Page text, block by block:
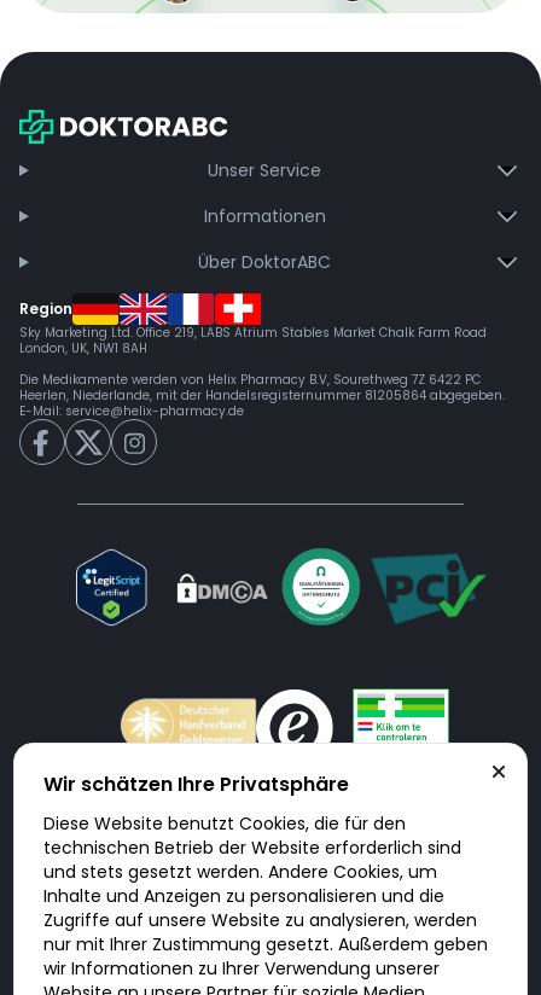
bei jeder Bestellung, erhalten schnelle Lieferung und
Unser Service
Informationen
Über DoktorABC
Region
Sky Marketing Ltd. Office 219, LABS Atrium Stables Market Chalk Farm Road
London, UK, NW1 8AH
Die Medikamente werden von Helix Pharmacy B.V, Sourethweg 7Z 6422 PC
Heerlen, Niederlande, mit der Handelsregisternummer 81205864 abgegeben.
E-Mail: service@helix-pharmacy.de
Doktorabc.com ist eine Vermittlungsplattform. Doktorabc ist ausdrücklich
keine Internetapotheke. Doktorabc bietet keine Medikamente oder
sonstige Produkte an oder liefert diese. Jegliche Informationen zu
Produkten, Medikamenten und Preisen auf der Internetseite beinhalten
kein Angebot von Doktorabc an Sie. Für die Einhaltung der in Ihrem Land
geltenden Gesetze und sonstigen Rechtsvorschriften sind Sie als Nutzer
selbst verantwortlich. Die Nutzung unseres Services auf Doktorabc durch
Sie erfolgt auf eigenes Risiko und in eigener Verantwortung. Sie erklären,
diese Internetseite aus eigener Initiative zu besuchen und zu nutzen.
Wir schätzen Ihre Privatsphäre
Diese Website benutzt Cookies, die für den
technischen Betrieb der Website erforderlich sind
und stets gesetzt werden. Andere Cookies, um
Inhalte und Anzeigen zu personalisieren und die
Zugriffe auf unsere Website zu analysieren, werden
nur mit Ihrer Zustimmung gesetzt. Außerdem geben
wir Informationen zu Ihrer Verwendung unserer